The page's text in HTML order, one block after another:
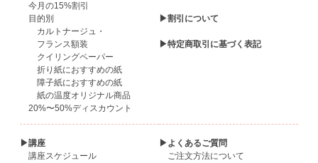
今月の15%割引
目的別
カルトナージュ・
フランス額装
クイリングペーパー
折り紙におすすめの紙
障子紙におすすめの紙
紙の温度オリジナル商品
20%〜50%ディスカウント
▶割引について
▶特定商取引に基づく表記
▶講座
講座スケジュール
▶よくあるご質問
ご注文方法について